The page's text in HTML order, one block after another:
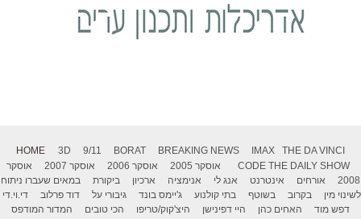
HOME 3D 9/11 BORAT BREAKING NEWS IMAX
THE DA VINCI
CODE THE DAILY SHOW אוסקר 2005 אוסקר 2006 אוסקר 2007
אוסקר
2008
אורחים אינטרנט אנג לי אנימציה ארכיון ביקורת
במאים שעברו ניתוח
לשינוי מין
בקרוב בשוטף בתי קולנוע ג'יימס בונד גיבורי על דוד פרלוב
די.וי.די
דפש מוד
האחים כהן היי דפינישן היצ'קוק/טריפו הכי טובים
המדור המודפס